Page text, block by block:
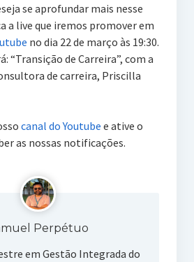
se aprofundar mais nesse
a live que iremos promover em
no dia 22 de março às 19:30.
“Transição de Carreira”, com a
de carreira, Priscilla
canal do Youtube e ative o
as nossas notificações.
Perpétuo
em Gestão Integrada do